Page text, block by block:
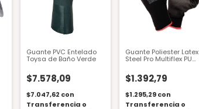
Guante PVC Entelado
Toysa de Baño Verde
$7.578,09
$7.047,62 con
Transferencia o
Guante Poliester Latex
Steel Pro Multiflex PU
$1.392,79
$1.295,29con
Transferencia o